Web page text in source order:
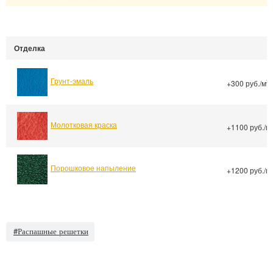
Отделка
Грунт-эмаль +300 руб./м2
Молотковая краска +1100 руб./м
Порошковое напыление +1200 руб./м
#Распашные решетки